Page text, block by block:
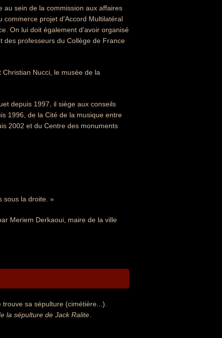
au sein de la commission aux affaires
commerce projet d'Accord Multilatéral
On lui doit également d'avoir organisé
des professeurs du Collège de France
Nucci, le musée de la
depuis 1997, il siège aux conseils
1996, de la Cité de la musique entre
2002 et du Centre des monuments
sous la droite. »
Meriem Derkaoui, maire de la ville
sa sépulture (cimétière...).
la sépulture de Jack Ralite